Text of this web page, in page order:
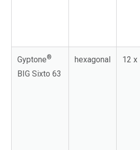
Gyptone®
BIG Sixto 63
hexagonal 12 x